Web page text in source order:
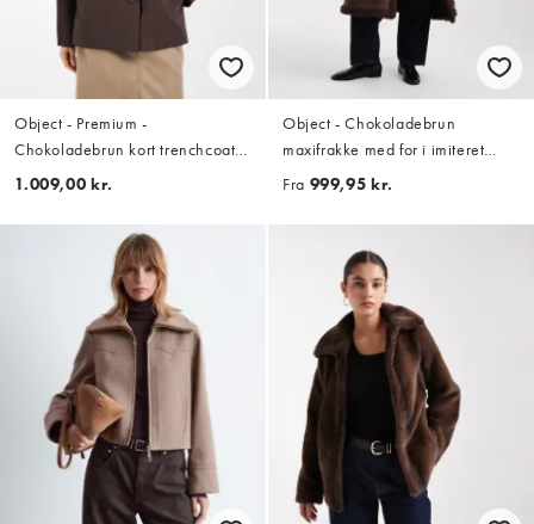
Object - Premium -
Chokoladebrun kort trenchcoat
med Peter Pan-krave
1.009,00 kr.
Object - Chokoladebrun
maxifrakke med for i imiteret
lammeskind
Fra 999,95 kr.